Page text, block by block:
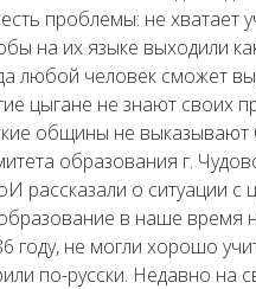
проблемы: не хватает
на их языке выходили
любой человек сможет
цыгане не знают своих
общины не выказывают
образования г.
рассказали о ситуации с
в наше время
году, не могли хорошо
по-русски. Недавно на